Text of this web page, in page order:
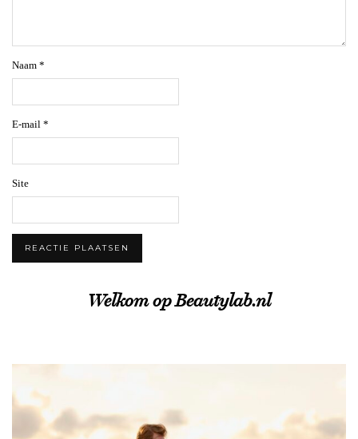
Naam *
E-mail *
Site
Welkom op Beautylab.nl